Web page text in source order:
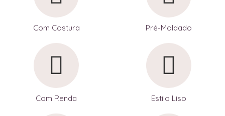
Com Costura Pré-Moldado
Com Renda Estilo Liso